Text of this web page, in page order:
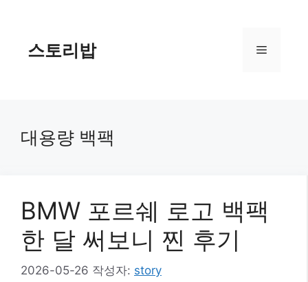
스토리밥 메
대용량 백팩
BMW 포르쉐 로고 백팩
한 달 써보니 찐 후기
2026-05-26 작성자: story